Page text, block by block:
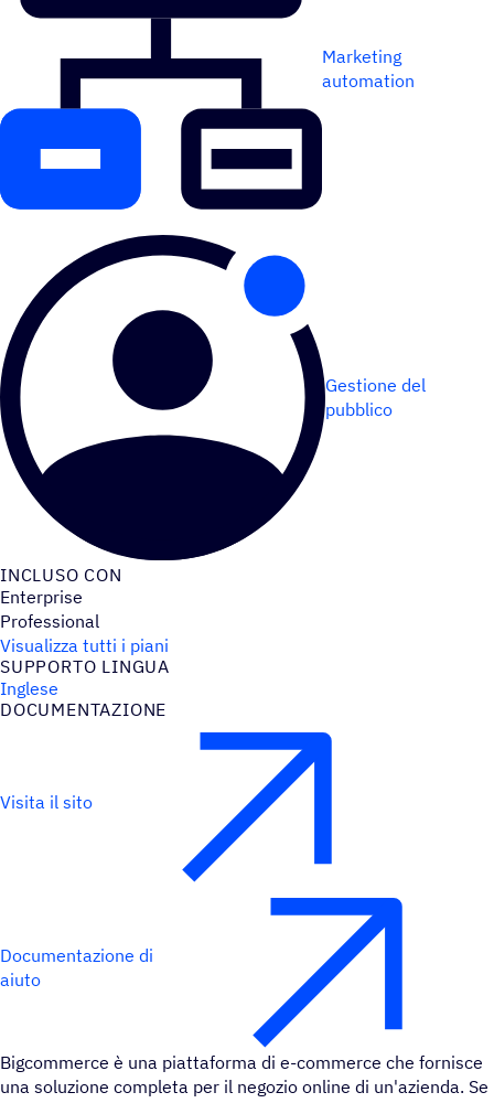
Marketing
automation
Gestione del
pubblico
INCLUSO CON
Enterprise
Professional
Visualizza tutti i piani
SUPPORTO LINGUA
Inglese
DOCU­MEN­TA­ZIONE
Visita il sito
Documentazione di
aiuto
Bigcommerce è una piattaforma di e-commerce che fornisce
una soluzione completa per il negozio online di un'azienda. Se